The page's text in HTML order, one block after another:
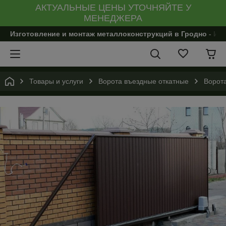
АКТУАЛЬНЫЕ ЦЕНЫ УТОЧНЯЙТЕ У
МЕНЕДЖЕРА
Изготовление и монтаж металлоконструкций в Гродно -
Товары и услуги Ворота въездные откатные